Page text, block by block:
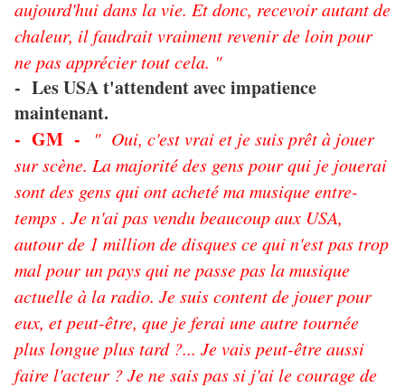
aujourd'hui dans la vie. Et donc, recevoir autant de
chaleur, il faudrait vraiment revenir de loin pour
ne pas apprécier tout cela. "
- Les USA t'attendent avec impatience
maintenant.
- GM -
" Oui, c'est vrai et je suis prêt à jouer
sur scène. La majorité des gens pour qui je jouerai
sont des gens qui ont acheté ma musique entre-
temps . Je n'ai pas vendu beaucoup aux USA,
autour de 1 million de disques ce qui n'est pas trop
mal pour un pays qui ne passe pas la musique
actuelle à la radio. Je suis content de jouer pour
eux, et peut-être, que je ferai une autre tournée
plus longue plus tard ?... Je vais peut-être aussi
faire l'acteur ? Je ne sais pas si j'ai le courage de